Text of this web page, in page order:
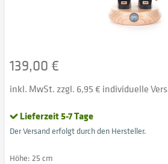
139,00 €
inkl. MwSt. zzgl. 6,95 € individuelle
Lieferzeit 5-7 Tage
Der Versand erfolgt durch den Hersteller.
Höhe: 25 cm